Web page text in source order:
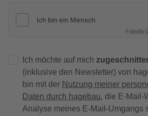
Friendly
Ich möchte auf mich
(inklusive den Newsletter) von
bin mit der Nutzung meiner
Daten durch hagebau, die E-Mail-
Analyse meines E-Mail-Umgangs